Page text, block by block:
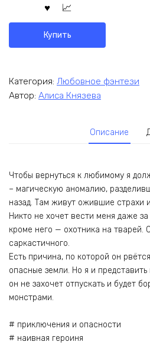
Купить
Категория: Любовное фэнтези
Автор: Алиса Князева
Описание
Чтобы вернуться к любимому я
– магическую аномалию,
назад. Там живут ожившие страхи
Никто не хочет вести меня даже
кроме него — охотника на тварей.
саркастичного.
Есть причина, по которой он
опасные земли. Но я и представить
он не захочет отпускать и будет
монстрами.
# приключения и опасности
# наивная героиня